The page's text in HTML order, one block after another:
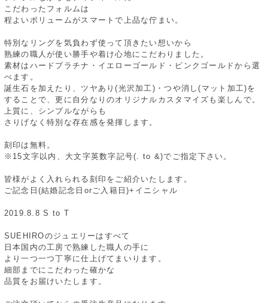
こだわったフォルムは
程よいボリュームがスマートで上品な佇まい。
特別なリングを気負わず使って頂きたい想いから
熟練の職人が使い勝手や着け心地にこだわりました。
素材はハードプラチナ・イエローゴールド・ピンクゴールドから選
べます。
誕生石を加えたり、ツヤあり(光沢加工)・つや消し(マット加工)を
することで、更に自分なりのオリジナルカスタマイズも楽しんで。
上質に、シンプルながらも
さりげなく特別な存在感を発揮します。
刻印は無料。
※15文字以内、大文字英数字記号(. to &)でご指定下さい。
皆様がよく入れられる刻印をご紹介いたします。
ご記念日(結婚記念日orご入籍日)+イニシャル
2019.8.8 S to T
SUEHIROのジュエリーはすべて
日本国内の工房で熟練した職人の手に
より一つ一つ丁寧に仕上げてまいります。
細部までにこだわった確かな
品質をお届けいたします。